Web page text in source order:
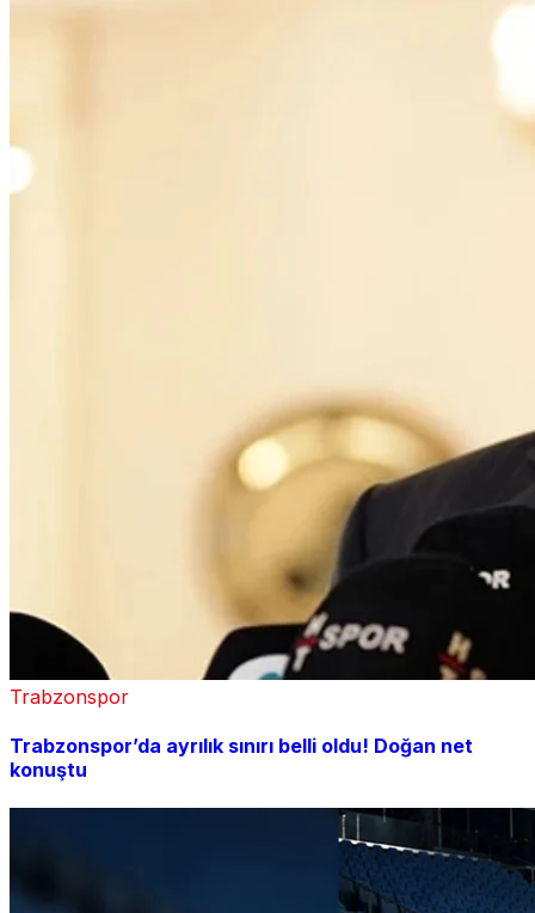
Trabzonspor
Trabzonspor’da ayrılık sınırı belli oldu! Doğan net
konuştu